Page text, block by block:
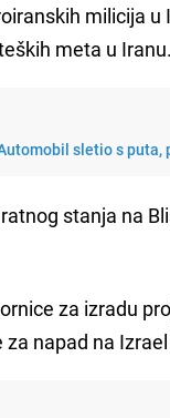
milicija
meta u Iranu.
sletio s puta,
stanja na
za izradu
za napad na